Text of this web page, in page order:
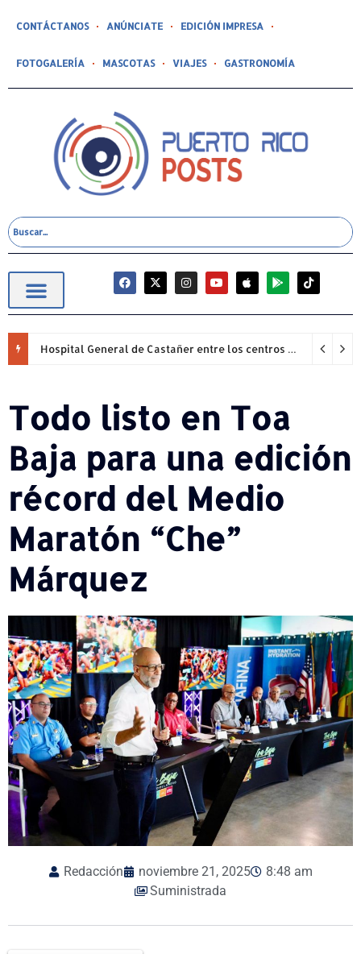
CONTÁCTANOS ANÚNCIATE EDICIÓN IMPRESA
FOTOGALERÍA MASCOTAS VIAJES GASTRONOMÍA
Hospital General de Castañer entre los centros de salud comunitarios con mejor desempeño clínico de Estados Unidos
Todo listo en Toa
Baja para una edición
récord del Medio
Maratón “Che”
Márquez
Redacción noviembre 21, 2025
8:48 am
Suministrada